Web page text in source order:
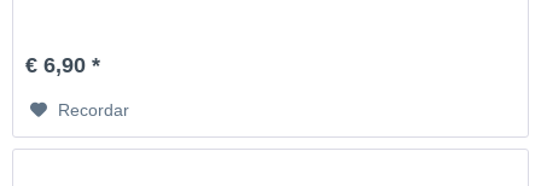
€ 6,90 *
Recordar